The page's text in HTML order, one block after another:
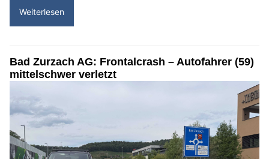
Weiterlesen
Bad Zurzach AG: Frontalcrash – Autofahrer (59)
mittelschwer verletzt